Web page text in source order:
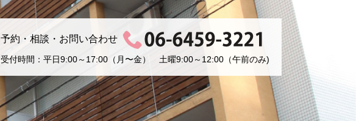
予約・相談・お問い合わせ
受付時間：平日9:00～17:00（月〜金） 土曜9:00～12:00（午前のみ)